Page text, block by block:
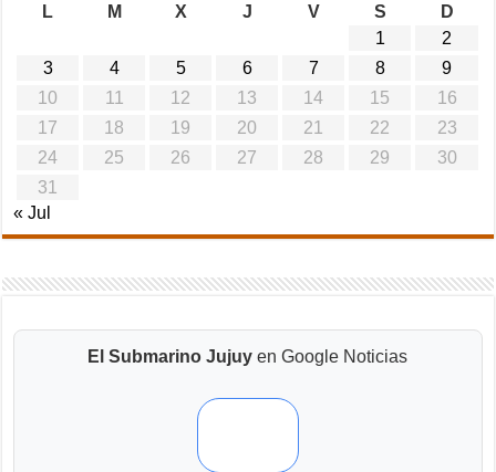
L
M X J V S
D
1
2
3
4 5 6 7 8
9
10
11 12 13 14 15
16
17
18 19 20 21 22
23
24
25 26 27 28 29
30
31
« Jul
El Submarino Jujuy en Google Noticias